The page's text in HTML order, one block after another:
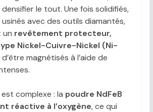
le tout. Une fois solidifiés,
avec des outils diamantés,
un revêtement protecteur,
Nickel-Cuivre-Nickel (Ni-
magnétisés à l’aide de
complexe : la poudre NdFeB
réactive à l’oxygène, ce qui